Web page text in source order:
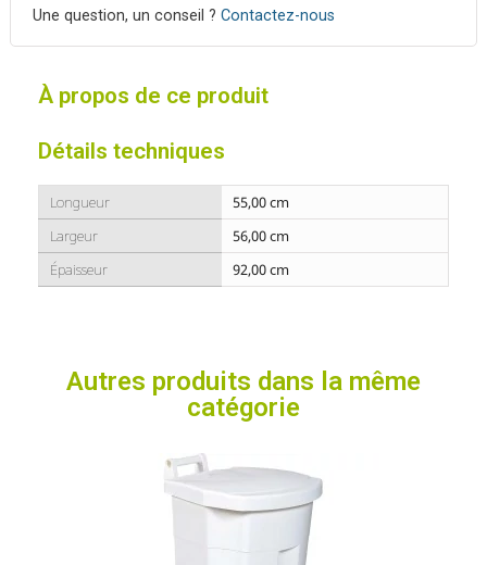
Une question, un conseil ? Contactez-nous
À propos de ce produit
Détails techniques
Longueur
55,00 cm
Largeur
56,00 cm
Épaisseur
92,00 cm
Autres produits dans la même
catégorie